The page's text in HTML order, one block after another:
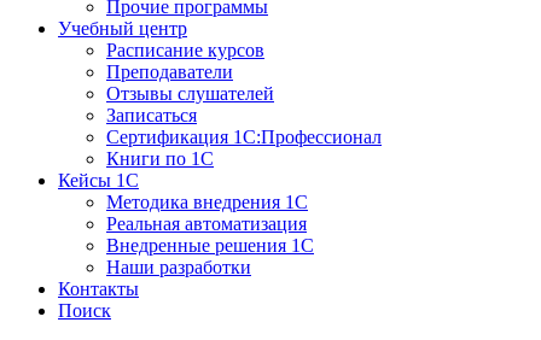
Прочие программы
Учебный центр
Расписание курсов
Преподаватели
Отзывы слушателей
Записаться
Сертификация 1С:Профессионал
Книги по 1С
Кейсы 1С
Методика внедрения 1С
Реальная автоматизация
Внедренные решения 1С
Наши разработки
Контакты
Поиск